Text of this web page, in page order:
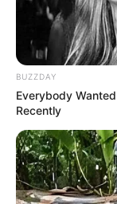
BUZZDAY
Everybody
Recently